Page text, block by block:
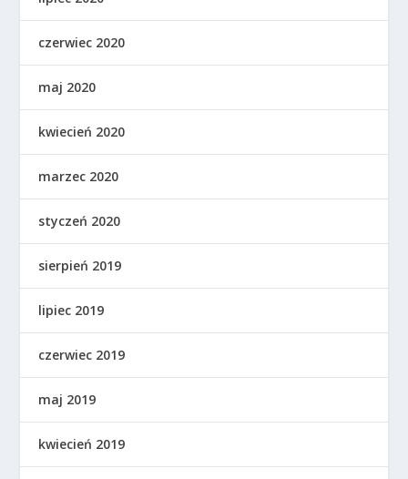
czerwiec 2020
maj 2020
kwiecień 2020
marzec 2020
styczeń 2020
sierpień 2019
lipiec 2019
czerwiec 2019
maj 2019
kwiecień 2019